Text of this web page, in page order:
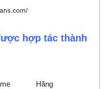
hợp tác thành
Hãng